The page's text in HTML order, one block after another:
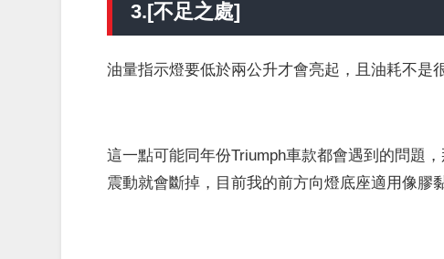
3.[不足之處]
油量指示燈要低於兩公升才會亮起，且油耗不是
這一點可能同年份Triumph車款都會遇到的問題
震動就會斷掉，目前我的前方向燈底座適用像膠